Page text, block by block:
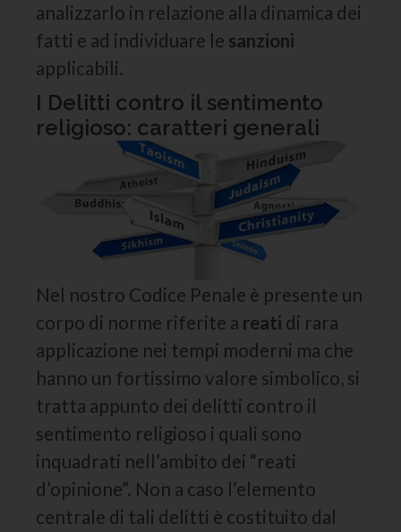
analizzarlo in relazione alla dinamica dei
fatti e ad individuare le sanzioni
applicabili.
I Delitti contro il sentimento
religioso: caratteri generali
Nel nostro Codice Penale è presente un
corpo di norme riferite a reati di rara
applicazione nei tempi moderni ma che
hanno un fortissimo valore simbolico, si
tratta appunto dei delitti contro il
sentimento religioso i quali sono
inquadrati nell’ambito dei “reati
d’opinione”. Non a caso l’elemento
centrale di tali delitti è costituito dal